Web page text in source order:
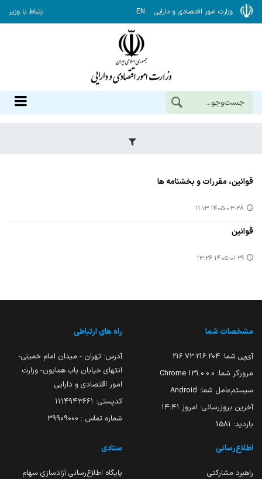
وزارت امور اقتصادی و دارایی EN ارتباط با وزیر
قوانین، مقررات و بخشنامه ها
۱۴۰۵-۰۳-۲۸ ۱۱:۱۳
قوانین
۱۴۰۵-۰۱-۲۹ ۱۳:۲۶
مشخصات شما
آی‌پی شما: 216.73.216.204
مرورگر شما: 131.0.0.0 Chrome
سیستم‌عامل شما: Android
آخرین بروزرسانی: امروز ۱۴:۴۱
بازدید: 1581
راه های ارتباطی
آدرس: تهران - میدان امام خمینی-
انتهای خیابان باب همایون- وزارت
امور اقتصادی و دارایی
کدپستی: ۱۱۱۴۹۴۳۶۶۱
شماره تماس : 39909000
اطلاع‌رسانی
راهبرد مشارکتی
ستادی
پایگاه اطلاع‌رسانی آزادسازی سهام